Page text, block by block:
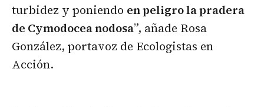
turbidez y poniendo en peligro la pradera
de Cymodocea nodosa”, añade Rosa
González, portavoz de Ecologistas en
Acción.